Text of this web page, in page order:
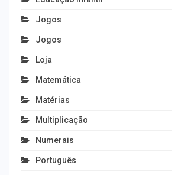
Jogos
Jogos
Loja
Matemática
Matérias
Multiplicação
Numerais
Português